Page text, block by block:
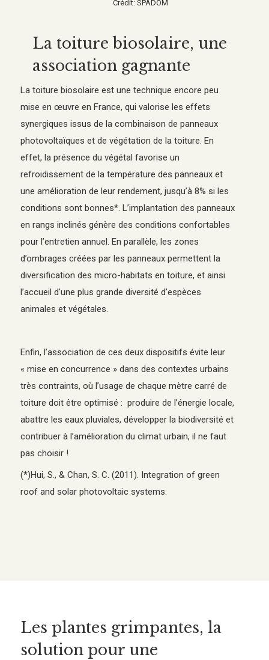
Crédit: SPADOM
La toiture biosolaire, une
association gagnante
La toiture biosolaire est une technique encore peu
mise en œuvre en France, qui valorise les effets
synergiques issus de la combinaison de panneaux
photovoltaïques et de végétation de la toiture. En
effet, la présence du végétal favorise un
refroidissement de la température des panneaux et
une amélioration de leur rendement, jusqu’à 8% si les
conditions sont bonnes*. L’implantation des panneaux
en rangs inclinés génère des conditions confortables
pour l’entretien annuel. En parallèle, les zones
d’ombrages créées par les panneaux permettent la
diversification des micro-habitats en toiture, et ainsi
l’accueil d'une plus grande diversité d'espèces
animales et végétales.
Enfin, l’association de ces deux dispositifs évite leur
« mise en concurrence » dans des contextes urbains
très contraints, où l’usage de chaque mètre carré de
toiture doit être optimisé : produire de l’énergie locale,
abattre les eaux pluviales, développer la biodiversité et
contribuer à l’amélioration du climat urbain, il ne faut
pas choisir !
(*)Hui, S., & Chan, S. C. (2011). Integration of green
roof and solar photovoltaic systems.
Les plantes grimpantes, la
solution pour une